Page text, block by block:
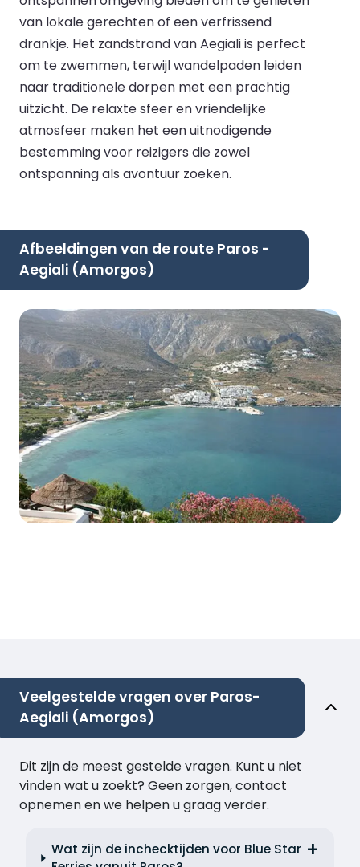
van lokale gerechten of een verfrissend
drankje. Het zandstrand van Aegiali is perfect
om te zwemmen, terwijl wandelpaden leiden
naar traditionele dorpen met een prachtig
uitzicht. De relaxte sfeer en vriendelijke
atmosfeer maken het een uitnodigende
bestemming voor reizigers die zowel
ontspanning als avontuur zoeken.
Afbeeldingen van de route Paros -
Aegiali (Amorgos)
Veelgestelde vragen over Paros-
Aegiali (Amorgos)
Dit zijn de meest gestelde vragen. Kunt u niet
vinden wat u zoekt? Geen zorgen, contact
opnemen en we helpen u graag verder.
Wat zijn de inchecktijden voor Blue Star